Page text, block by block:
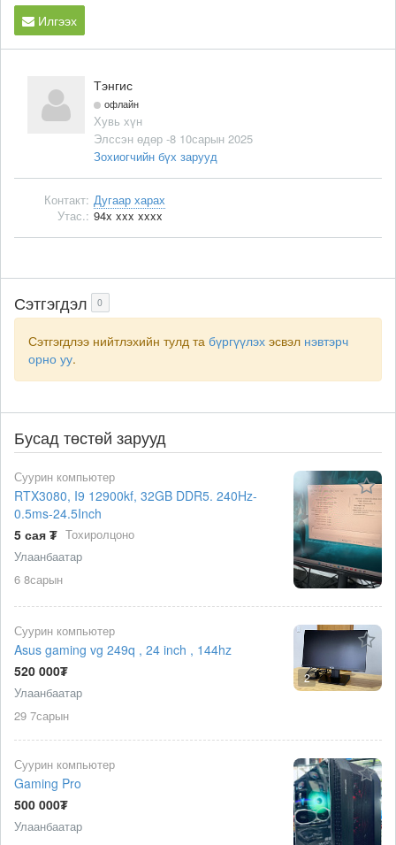
Илгээх
Тэнгис
офлайн
Хувь хүн
Элссэн өдөр -8 10сарын 2025
Зохиогчийн бүх зарууд
Контакт: Дугаар харах
Утас.: 94x xxx xxxx
Сэтгэгдэл 0
Сэтгэгдлээ нийтлэхийн тулд та бүргүүлэх эсвэл нэвтэрч
орно уу.
Бусад төстөй зарууд
Суурин компьютер
RTX3080, I9 12900kf, 32GB DDR5. 240Hz-
0.5ms-24.5Inch
5 сая ₮ Тохиролцоно
Улаанбаатар
6 8сарын
2
Суурин компьютер
Asus gaming vg 249q , 24 inch , 144hz
520 000₮
Улаанбаатар
29 7сарын
Суурин компьютер
Gaming Pro
500 000₮
Улаанбаатар